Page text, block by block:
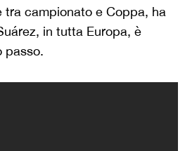
tra campionato e Coppa, ha
in tutta Europa, è
passo.